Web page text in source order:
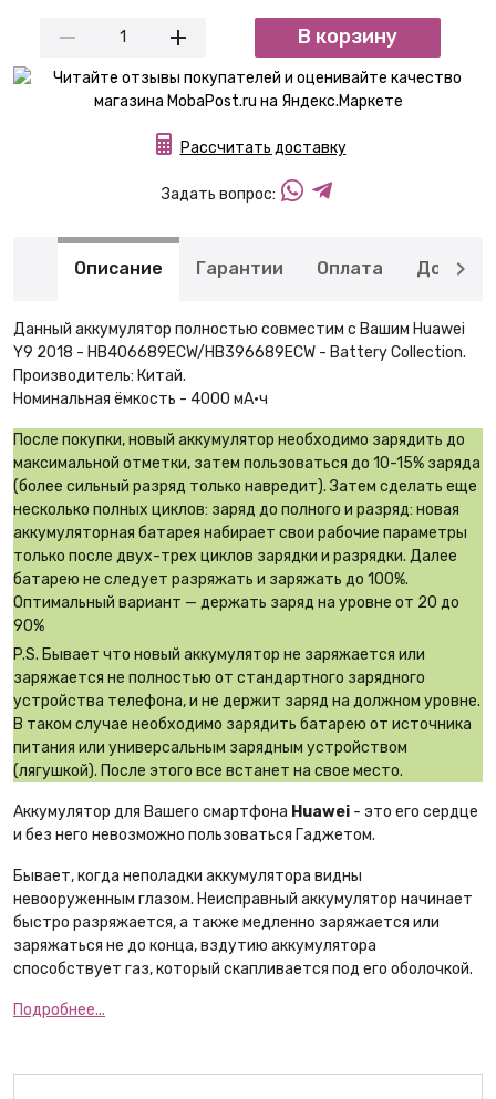
В корзину
Рассчитать доставку
Задать вопрос:
Описание Гарантии Оплата
Данный аккумулятор полностью совместим с Вашим Huawei
Y9 2018 - HB406689ECW/HB396689ECW - Battery Collection.
Производитель: Китай.
Номинальная ёмкость - 4000 мА·ч
После покупки, новый аккумулятор необходимо зарядить до
максимальной отметки, затем пользоваться до 10-15% заряда
(более сильный разряд только навредит). Затем сделать еще
несколько полных циклов: заряд до полного и разряд: новая
аккумуляторная батарея набирает свои рабочие параметры
только после двух-трех циклов зарядки и разрядки. Далее
батарею не следует разряжать и заряжать до 100%.
Оптимальный вариант — держать заряд на уровне от 20 до
90%
P.S. Бывает что новый аккумулятор не заряжается или
заряжается не полностью от стандартного зарядного
устройства телефона, и не держит заряд на должном уровне.
В таком случае необходимо зарядить батарею от источника
питания или универсальным зарядным устройством
(лягушкой). После этого все встанет на свое место.
Аккумулятор для Вашего смартфона Huawei - это его сердце
и без него невозможно пользоваться Гаджетом.
Бывает, когда неполадки аккумулятора видны
невооруженным глазом. Неисправный аккумулятор начинает
быстро разряжается, а также медленно заряжается или
заряжаться не до конца, вздутию аккумулятора
способствует газ, который скапливается под его оболочкой.
Подробнее...